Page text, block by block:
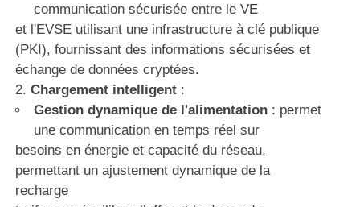
communication sécurisée entre le VE
et l'EVSE utilisant une infrastructure à clé publique
(PKI), fournissant des informations sécurisées et
échange de données cryptées.
Chargement intelligent:
Gestion dynamique de l'alimentation: permet
une communication en temps réel sur
besoins en énergie et capacité du réseau,
permettant un ajustement dynamique de la
recharge